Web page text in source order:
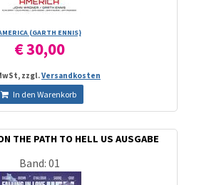
(GARTH ENNIS)
€ 30,00
zzgl.Versandkosten
In den Warenkorb
THE PATH TO HELL US AUSGABE
Band: 01